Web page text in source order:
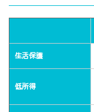
生活保護
低所得